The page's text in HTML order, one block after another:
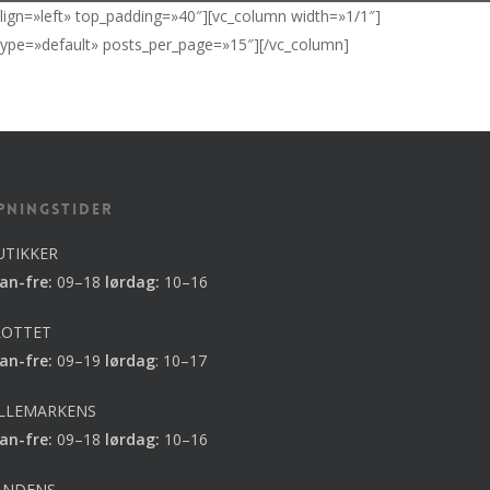
top_padding=»40″][vc_column width=»1/1″]
posts_per_page=»15″][/vc_column]
fre: 09–18 lørdag: 10–16
fre: 09–19 lørdag: 10–17
fre: 09–18 lørdag: 10–16